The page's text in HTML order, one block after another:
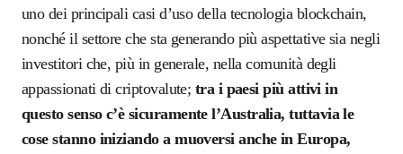
uno dei principali casi d’uso della tecnologia blockchain,
nonché il settore che sta generando più aspettative sia negli
investitori che, più in generale, nella comunità degli
appassionati di criptovalute; tra i paesi più attivi in
questo senso c’è sicuramente l’Australia, tuttavia le
cose stanno iniziando a muoversi anche in Europa,